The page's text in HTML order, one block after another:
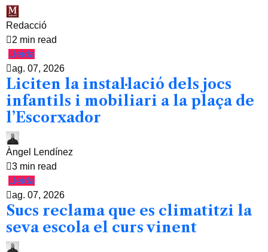
Redacció
2 min read
Lleida
ag. 07, 2026
Liciten la instal·lació dels jocs
infantils i mobiliari a la plaça de
l’Escorxador
Àngel Lendínez
3 min read
Lleida
ag. 07, 2026
Sucs reclama que es climatitzi la
seva escola el curs vinent